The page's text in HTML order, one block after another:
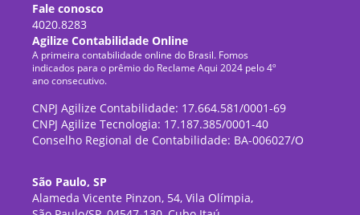
Fale conosco
4020.8283
Agilize Contabilidade Online
A primeira contabilidade online do Brasil. Fomos
indicados para o prêmio do Reclame Aqui 2024 pelo 4º
ano consecutivo.
CNPJ Agilize Contabilidade: 17.664.581/0001-69
CNPJ Agilize Tecnologia: 17.187.385/0001-40
Conselho Regional de Contabilidade: BA-006027/O
São Paulo, SP
Alameda Vicente Pinzon, 54, Vila Olímpia,